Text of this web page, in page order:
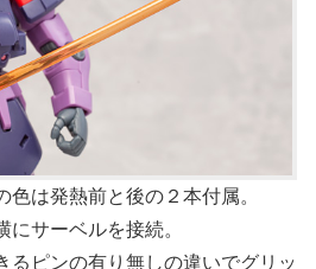
色は発熱前と後の２本付属。
サーベルを接続。
るピンの有り無しの違いでグリッ